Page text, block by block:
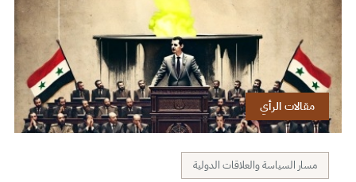
مقالات الرأي
مسار السياسة والعلاقات الدولية